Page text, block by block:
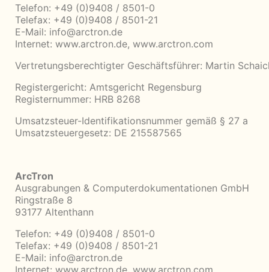
Telefon: +49 (0)9408 / 8501-0
Telefax: +49 (0)9408 / 8501-21
E-Mail: info@arctron.de
Internet: www.arctron.de, www.arctron.com
Vertretungsberechtigter Geschäftsführer: Martin
Registergericht: Amtsgericht Regensburg
Registernummer: HRB 8268
Umsatzsteuer-Identifikationsnummer gemäß § 27 a
Umsatzsteuergesetz: DE 215587565
ArcTron
Ausgrabungen & Computerdokumentationen GmbH
Ringstraße 8
93177 Altenthann
Telefon: +49 (0)9408 / 8501-0
Telefax: +49 (0)9408 / 8501-21
E-Mail: info@arctron.de
Internet: www.arctron.de, www.arctron.com